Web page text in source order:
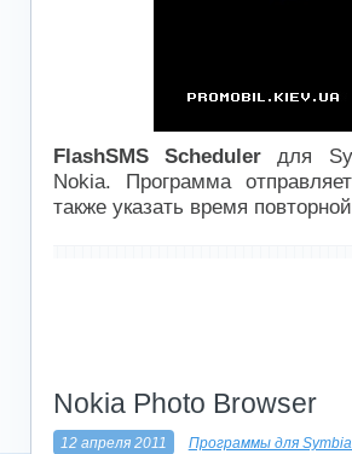
FlashSMS Scheduler для
Nokia. Программа
также указать время
Nokia Photo Browser
12 апреля 2011 Программы для